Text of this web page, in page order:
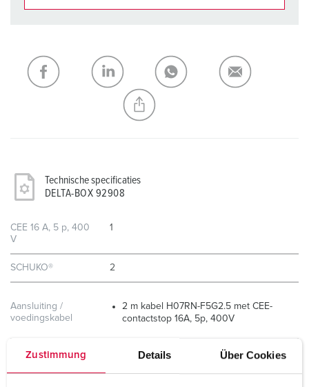
Zustimmung Details Über Cookies
Mijn lijst TOEVOEGEN
NIEUW LIJST MAKEN
Technische specificaties
DELTA-BOX 92908
CEE 16 A, 5 p, 400
V
1
SCHUKO® 2
Aansluiting /
voedingskabel
2 m kabel H07RN-F5G2.5 met CEE-
contactstop 16A, 5p, 400V
Beschermingsgraad